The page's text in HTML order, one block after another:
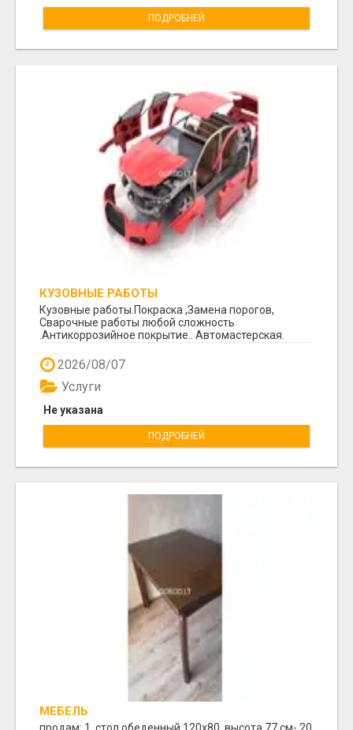
ПОДРОБНЕЙ
КУЗОВНЫЕ РАБОТЫ
Кузовные работы.Покраска ,Замена порогов,
Сварочные работы любой сложность
.Антикоррозийное покрытие.. Автомастерская.
Космоса 7. +370 64260...
2026/08/07
Не указана
Услуги
ПОДРОБНЕЙ
МЕБЕЛЬ
продам: 1. стол обеденный 120х80. высота 77 см- 20